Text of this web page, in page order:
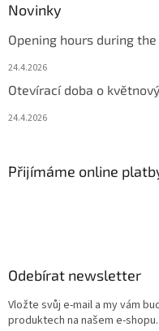
Novinky
Opening hours during
24.4.2026
Otevírací doba o
24.4.2026
Přijímáme online
Odebírat newsletter
Vložte svůj e-mail a my vám
produktech na našem e-shopu.